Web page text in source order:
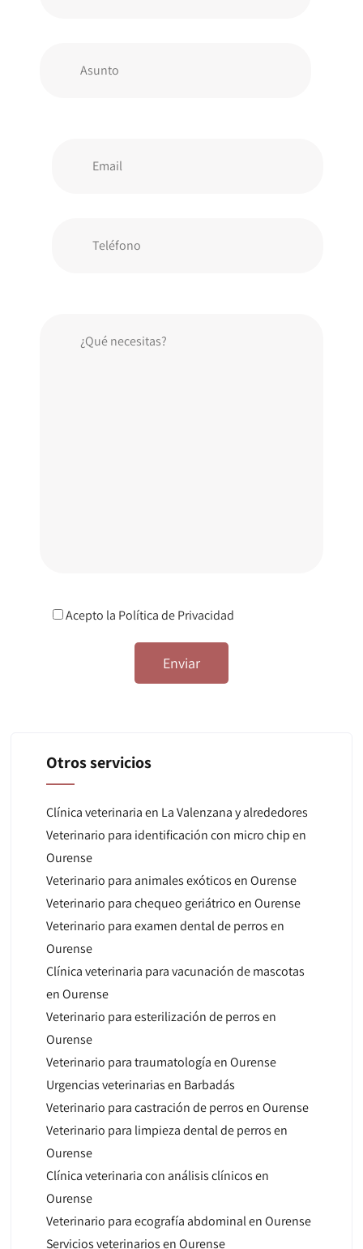
Acepto la Política de Privacidad
Otros servicios
Clínica veterinaria en La Valenzana y alrededores
Veterinario para identificación con micro chip en
Ourense
Veterinario para animales exóticos en Ourense
Veterinario para chequeo geriátrico en Ourense
Veterinario para examen dental de perros en
Ourense
Clínica veterinaria para vacunación de mascotas
en Ourense
Veterinario para esterilización de perros en
Ourense
Veterinario para traumatología en Ourense
Urgencias veterinarias en Barbadás
Veterinario para castración de perros en Ourense
Veterinario para limpieza dental de perros en
Ourense
Clínica veterinaria con análisis clínicos en
Ourense
Veterinario para ecografía abdominal en Ourense
Servicios veterinarios en Ourense